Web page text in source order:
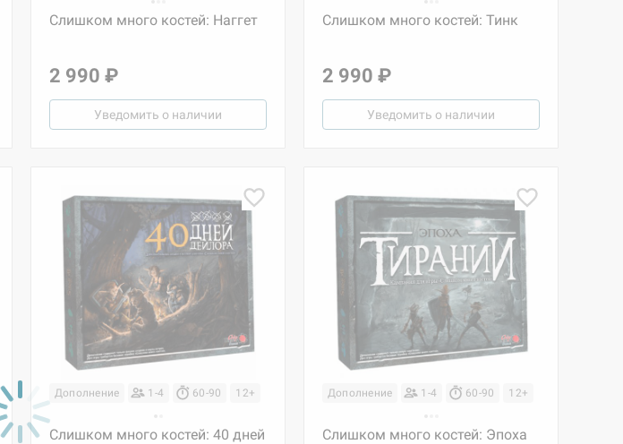
Слишком много костей: Наггет
2 990 ₽
Уведомить о наличии
Слишком много костей: Тинк
2 990 ₽
Уведомить о наличии
Дополнение 1-4 60-90 12+
Слишком много костей: 40 дней
Дополнение 1-4 60-90 12+
Слишком много костей: Эпоха